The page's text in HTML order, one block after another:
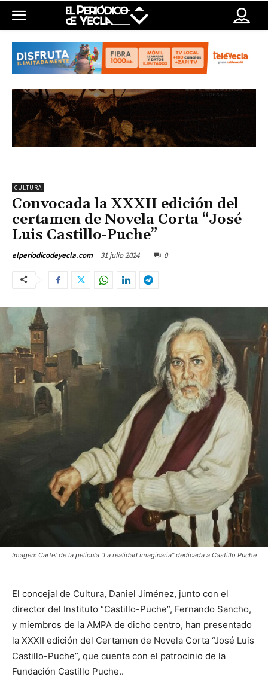
CULTURA
Convocada la XXXII edición del
certamen de Novela Corta “José
Luis Castillo-Puche”
elperiodicodeyecla.com 31 julio 2024 0
Imagen: Cartel de la película "La realidad imaginaria" dedicada a Castillo Puche
El concejal de Cultura, Daniel Jiménez, junto con el
director del Instituto “Castillo-Puche”, Fernando Sancho,
y miembros de la AMPA de dicho centro, han presentado
la XXXII edición del Certamen de Novela Corta “José Luis
Castillo-Puche”, que cuenta con el patrocinio de la
Fundación Castillo Puche..